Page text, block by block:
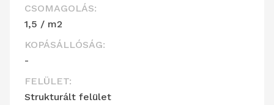
CSOMAGOLÁS:
1,5 / m2
KOPÁSÁLLÓSÁG:
-
FELÜLET:
Strukturált felület